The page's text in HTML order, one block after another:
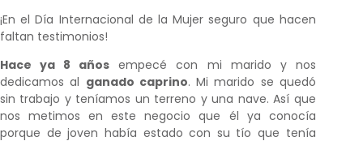
¡En el Día Internacional de la Mujer seguro que hacen
faltan testimonios!
Hace ya 8 años empecé con mi marido y nos
dedicamos al ganado caprino. Mi marido se quedó
sin trabajo y teníamos un terreno y una nave. Así que
nos metimos en este negocio que él ya conocía
porque de joven había estado con su tío que tenía